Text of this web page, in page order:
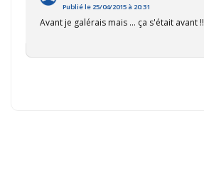
Publié le 25/04/2015 à 20:31
Avant je galérais mais ... ça s'était avant !!